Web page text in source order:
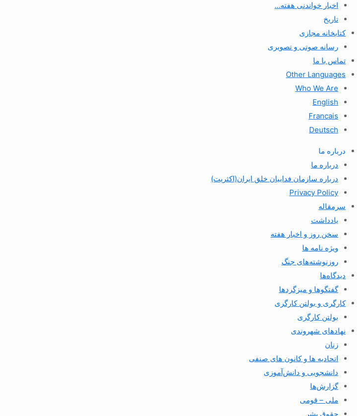
اخبار خواندنی هفته…
تاریخ
کتابخانه مجازی
رسانه صوتی و تصویری
تماس با ما
Other Languages
Who We Are
English
Francais
Deutsch
درباره ما
درباره ما
درباره سازمان فداییان خلق ایران(اکثریت)
Privacy Policy
سرمقاله
یادداشت
سخن روز و اخبار هفته
ویژه نامه ها
روزنوشته‌های جنگ
دیدگاه‌ها
گفتگوها و میزگردها
کارگری و بولتن کارگری
بولتن کارگری
نهادهای شهروندی
زنان
اتحادیه ها و کانون های صنفی
دانشجویی و دانش‌آموزی
گزارش‌ها
ملی – قومی
حقوق بشر